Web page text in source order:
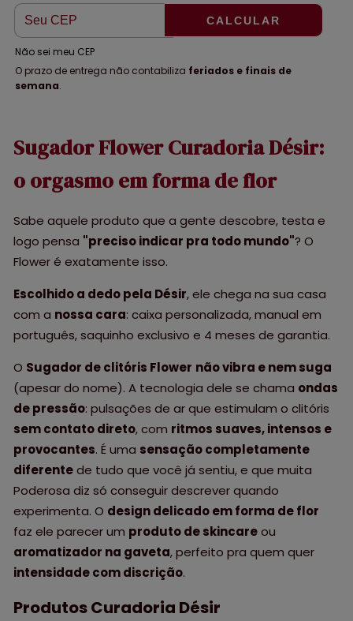
CALCULAR
Não sei meu CEP
O prazo de entrega não contabiliza feriados e finais de
semana.
Sugador Flower Curadoria Désir:
o orgasmo em forma de flor
Sabe aquele produto que a gente descobre, testa e
logo pensa "preciso indicar pra todo mundo"? O
Flower é exatamente isso.
Escolhido a dedo pela Désir, ele chega na sua casa
com a nossa cara: caixa personalizada, manual em
português, saquinho exclusivo e 4 meses de garantia.
O Sugador de clitóris Flower não vibra e nem suga
(apesar do nome). A tecnologia dele se chama ondas
de pressão: pulsações de ar que estimulam o clitóris
sem contato direto, com ritmos suaves, intensos e
provocantes. É uma sensação completamente
diferentede tudo que você já sentiu, e que muita
Poderosa diz só conseguir descrever quando
experimenta. O design delicado em forma de flor
faz ele parecer um produto de skincareou
aromatizador na gaveta, perfeito pra quem quer
intensidade com discrição.
Produtos Curadoria Désir